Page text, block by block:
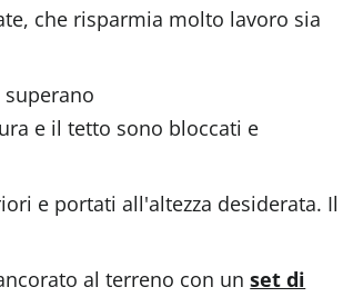
che risparmia molto lavoro sia
e il tetto sono bloccati e
e portati all'altezza desiderata. Il
al terreno con unset di